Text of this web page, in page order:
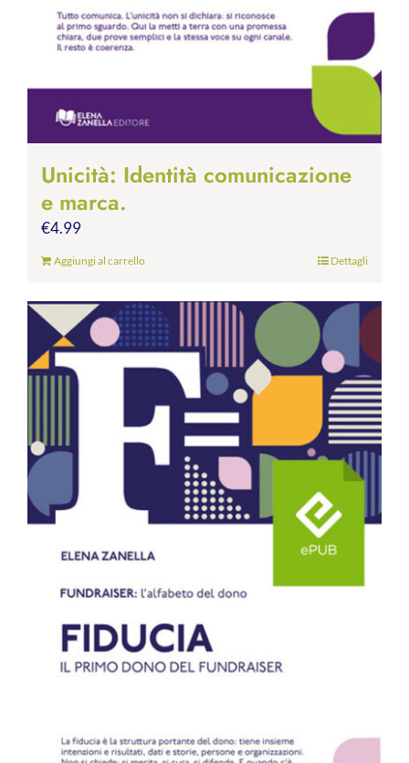
Unicità: Identità comunicazione
e marca.
€4.99
Aggiungi al carrello Dettagli